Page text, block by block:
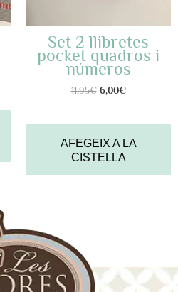
Set 2 llibretes
pocket quadros i
números
11,95€ 6,00€
AFEGEIX A LA
CISTELLA